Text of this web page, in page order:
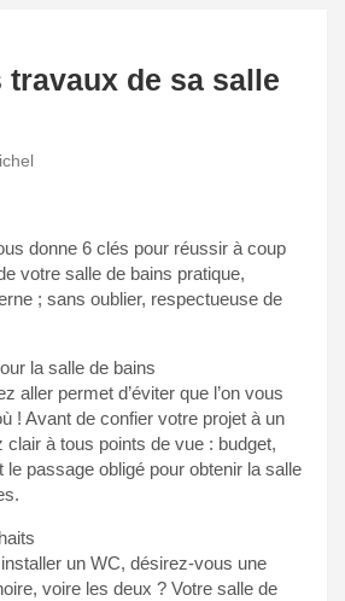
travaux de sa salle
donne 6 clés pour réussir à coup
votre salle de bains pratique,
; sans oublier, respectueuse de
la salle de bains
aller permet d’éviter que l’on vous
! Avant de confier votre projet à un
clair à tous points de vue : budget,
passage obligé pour obtenir la salle
un WC, désirez-vous une
voire les deux ? Votre salle de